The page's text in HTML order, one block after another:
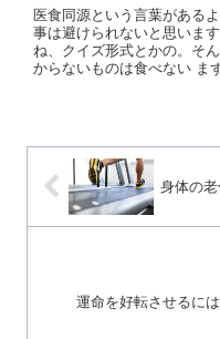
医食同源という言葉がある
事は避けられないと思いま
ね、クイズ形式とかの。そ
からないものは食べない ま
身体の
運命を好転させるに